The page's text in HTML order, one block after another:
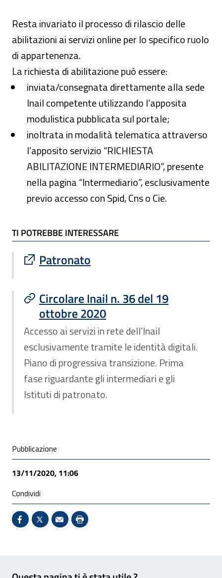
Resta invariato il processo di rilascio delle
abilitazioni ai servizi online per lo specifico ruolo
di appartenenza.
La richiesta di abilitazione può essere:
inviata/consegnata direttamente alla sede
Inail competente utilizzando l’apposita
modulistica pubblicata sul portale;
inoltrata in modalità telematica attraverso
l’apposito servizio “RICHIESTA
ABILITAZIONE INTERMEDIARIO”, presente
nella pagina “Intermediario”, esclusivamente
previo accesso con Spid, Cns o Cie.
TI POTREBBE INTERESSARE
TI POTREBBE INTERESSARE
Patronato
Sito esterno : apre una nuova finestra
Circolare Inail n. 36 del 19
ottobre 2020
Accesso ai servizi in rete dell’Inail
esclusivamente tramite le identità digitali.
Piano di progressiva transizione. Prima
fase riguardante gli intermediari e gli
Istituti di patronato.
Condivisione social
Pubblicazione
13/11/2020, 11:06
Condividi
Condividi su Facebook - Sito esterno - Apertura in
X - Sito esterno - Apertura in nuova finestra
Invio Mail: apre il programma di posta
Stampa pagina: scelta meno